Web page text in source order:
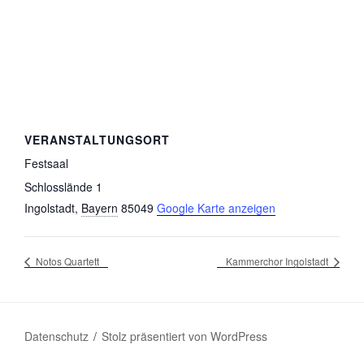
VERANSTALTUNGSORT
Festsaal
Schlosslände 1
Ingolstadt, Bayern 85049 Google Karte anzeigen
Notos Quartett Kammerchor Ingolstadt
Datenschutz Stolz präsentiert von WordPress